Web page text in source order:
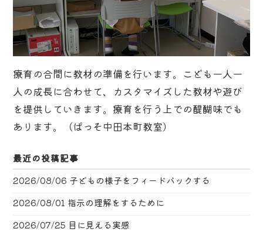
療育の合間に教材の準備を行います。こども一人一
人の成長に合わせて、カスタマイズした教材や遊び
を提供していきます。療育を行う上での醍醐味でも
あります。（ぱっそ中田本町教室）
最近の投稿記事
2026/08/06 子どもの様子をフィードバックする
2026/08/01 指示の理解をするために
2026/07/25 目に見える実感